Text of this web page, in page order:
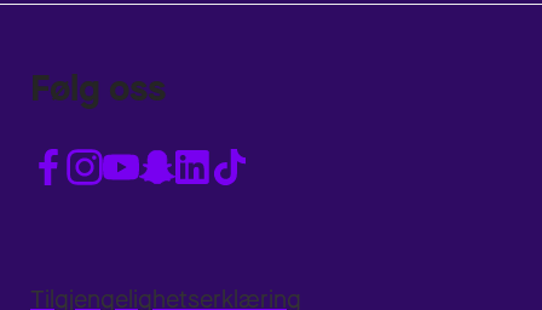
Følg oss
Tilgjengelighetserklæring